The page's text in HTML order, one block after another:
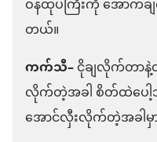
ဝန်ထုပ်ကြီးကို အောက်ခ
တယ်။
ကက်သီ–ငိုချလိုက်တာ
လိုက်တဲ့အခါ စိတ်ထဲပေ
အောင်လှီးလိုက်တဲ့အခါမှ